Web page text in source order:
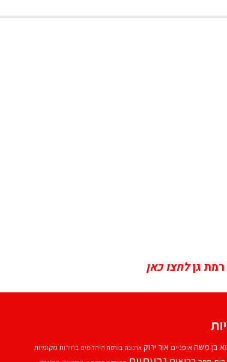
רמת גןלחצו כאן
בן משהאופניים אור ירוק ארנונה בורסת היהלומים בחירות מקומיות